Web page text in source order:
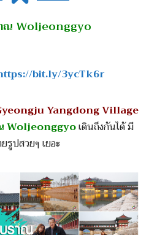
ณ Woljeonggyo
bit.ly/3ycTk6r
Yangdong Village
Woljeonggyoเดินถึงกันได้ มี
รูปสวยๆ เยอะ